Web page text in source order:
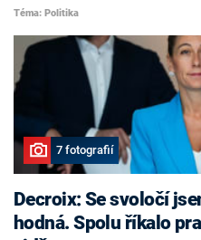
Téma: Politika
7 fotografií
Decroix: Se svoločí
hodná. Spolu říkalo